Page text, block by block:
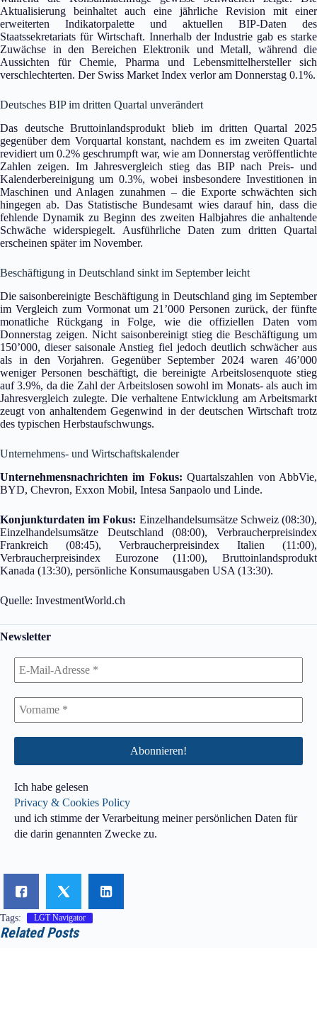
Aktualisierung beinhaltet auch eine jährliche Revision mit einer
erweiterten Indikatorpalette und aktuellen BIP-Daten des
Staatssekretariats für Wirtschaft. Innerhalb der Industrie gab es starke
Zuwächse in den Bereichen Elektronik und Metall, während die
Aussichten für Chemie, Pharma und Lebensmittelhersteller sich
verschlechterten. Der Swiss Market Index verlor am Donnerstag 0.1%.
Deutsches BIP im dritten Quartal unverändert
Das deutsche Bruttoinlandsprodukt blieb im dritten Quartal 2025
gegenüber dem Vorquartal konstant, nachdem es im zweiten Quartal
revidiert um 0.2% geschrumpft war, wie am Donnerstag veröffentlichte
Zahlen zeigen. Im Jahresvergleich stieg das BIP nach Preis- und
Kalenderbereinigung um 0.3%, wobei insbesondere Investitionen in
Maschinen und Anlagen zunahmen – die Exporte schwächten sich
hingegen ab. Das Statistische Bundesamt wies darauf hin, dass die
fehlende Dynamik zu Beginn des zweiten Halbjahres die anhaltende
Schwäche widerspiegelt. Ausführliche Daten zum dritten Quartal
erscheinen später im November.
Beschäftigung in Deutschland sinkt im September leicht
Die saisonbereinigte Beschäftigung in Deutschland ging im September
im Vergleich zum Vormonat um 21’000 Personen zurück, der fünfte
monatliche Rückgang in Folge, wie die offiziellen Daten vom
Donnerstag zeigen. Nicht saisonbereinigt stieg die Beschäftigung um
150’000, dieser saisonale Anstieg fiel jedoch deutlich schwächer aus
als in den Vorjahren. Gegenüber September 2024 waren 46’000
weniger Personen beschäftigt, die bereinigte Arbeitslosenquote stieg
auf 3.9%, da die Zahl der Arbeitslosen sowohl im Monats- als auch im
Jahresvergleich zulegte. Die verhaltene Entwicklung am Arbeitsmarkt
zeugt von anhaltendem Gegenwind in der deutschen Wirtschaft trotz
des typischen Herbstaufschwungs.
Unternehmens- und Wirtschaftskalender
Unternehmensnachrichten im Fokus: Quartalszahlen von AbbVie,
BYD, Chevron, Exxon Mobil, Intesa Sanpaolo und Linde.
Konjunkturdaten im Fokus: Einzelhandelsumsätze Schweiz (08:30),
Einzelhandelsumsätze Deutschland (08:00), Verbraucherpreisindex
Frankreich (08:45), Verbraucherpreisindex Italien (11:00),
Verbraucherpreisindex Eurozone (11:00), Bruttoinlandsprodukt
Kanada (13:30), persönliche Konsumausgaben USA (13:30).
Quelle: InvestmentWorld.ch
Newsletter
Ich habe gelesen
Privacy & Cookies Policy
und ich stimme der Verarbeitung meiner persönlichen Daten für
die darin genannten Zwecke zu.
Tags: LGT Navigator
Related Posts